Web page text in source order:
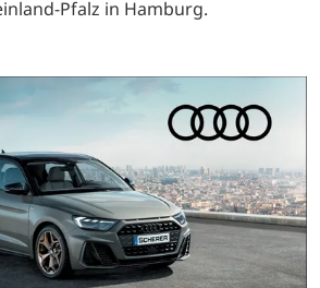
Pfalz in Hamburg.